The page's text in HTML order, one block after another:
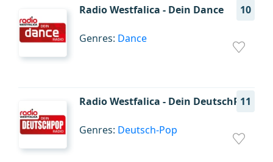
Radio Westfalica - Dein Dance 10
Genres: Dance
Radio Westfalica - Dein DeutschPop
11
Genres: Deutsch-Pop